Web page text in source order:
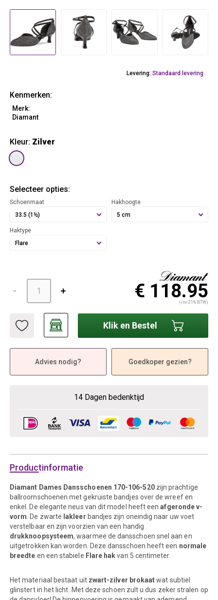
Levering: Standaard levering
Kenmerken:
Merk:
Diamant
Kleur: Zilver
Selecteer opties:
Schoenmaat
33.5 (1½)
Hakhoogte
5 cm
Haktype
Flare
€ 118.95
(inc 21% BTW)
Klik en Bestel
Advies nodig? Goedkoper gezien?
14 Dagen bedenktijd
Productinformatie
Diamant Dames Dansschoenen 170-106-520 zijn prachtige
ballroomschoenen met gekruiste bandjes over de wreef en
enkel. De elegante neus van dit model heeft eenafgeronde v-
vorm . De zwarte lakleer bandjes zijn oneindig naar uw voet
verstelbaar en zijn voorzien van een handig
drukknoopsysteem, waarmee de dansschoen snel aan en
uitgetrokken kan worden. Deze dansschoen heeft een normale
breedte en een stabiele Flare hakvan 5 centimeter.
Het materiaal bestaat uit zwart-zilver brokaatwat subtiel
glinstert in het licht. Met deze schoen zult u dus zeker stralen op